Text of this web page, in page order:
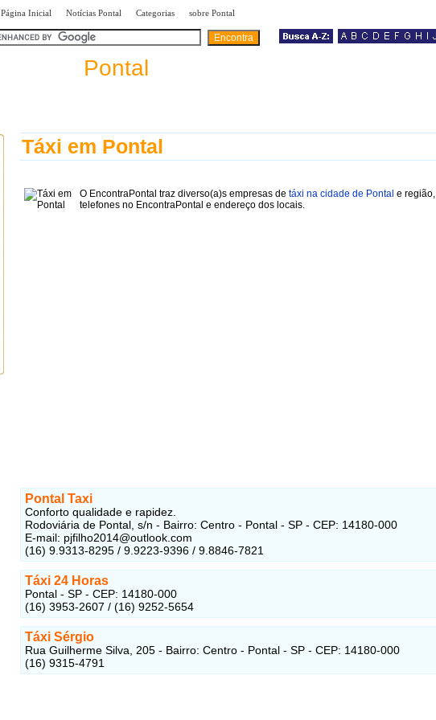
Página Inicial Notícias Pontal Categorias sobre Pontal
Pontal
Táxi em Pontal
O EncontraPontal traz diverso(a)s empresas de táxi na cidade de Pontal e
telefones no EncontraPontal e endereço dos locais.
Pontal Taxi
Conforto qualidade e rapidez.
Rodoviária de Pontal, s/n - Bairro: Centro - Pontal - SP - CEP: 14180-000
E-mail: pjfilho2014@outlook.com
(16) 9.9313-8295 / 9.9223-9396 / 9.8846-7821
Táxi 24 Horas
Pontal - SP - CEP: 14180-000
(16) 3953-2607 / (16) 9252-5654
Táxi Sérgio
Rua Guilherme Silva, 205 - Bairro: Centro - Pontal - SP - CEP: 14180-000
(16) 9315-4791